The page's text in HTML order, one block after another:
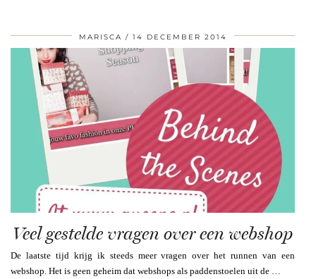
MARISCA 14 DECEMBER 2014
Veel gestelde vragen over een webshop
De laatste tijd krijg ik steeds meer vragen over het runnen van een
webshop. Het is geen geheim dat webshops als paddenstoelen uit de …